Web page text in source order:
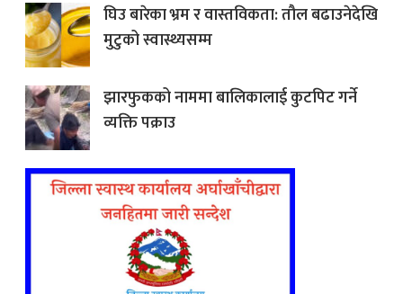
घिउ बारेका भ्रम र वास्तविकता: तौल बढाउनेदेखि
मुटुको स्वास्थ्यसम्म
झारफुकको नाममा बालिकालाई कुटपिट गर्ने
व्यक्ति पक्राउ